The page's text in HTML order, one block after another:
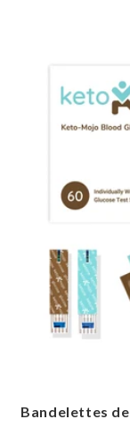
Bandelettes